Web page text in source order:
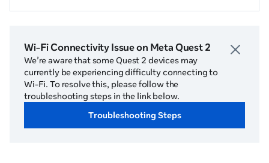
Wi-Fi Connectivity Issue on Meta Quest 2
We’re aware that some Quest 2 devices may
currently be experiencing difficulty connecting to
Wi-Fi. To resolve this, please follow the
troubleshooting steps in the link below.
Troubleshooting Steps